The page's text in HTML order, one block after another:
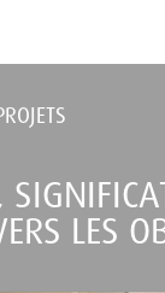
LES